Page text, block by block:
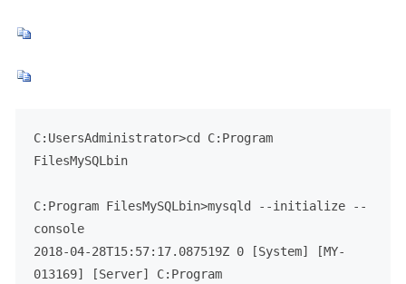
C:UsersAdministrator>cd C:Program
FilesMySQLbin
C:Program FilesMySQLbin>mysqld --initialize --
console
2018-04-28T15:57:17.087519Z 0 [System] [MY-
013169] [Server] C:Program